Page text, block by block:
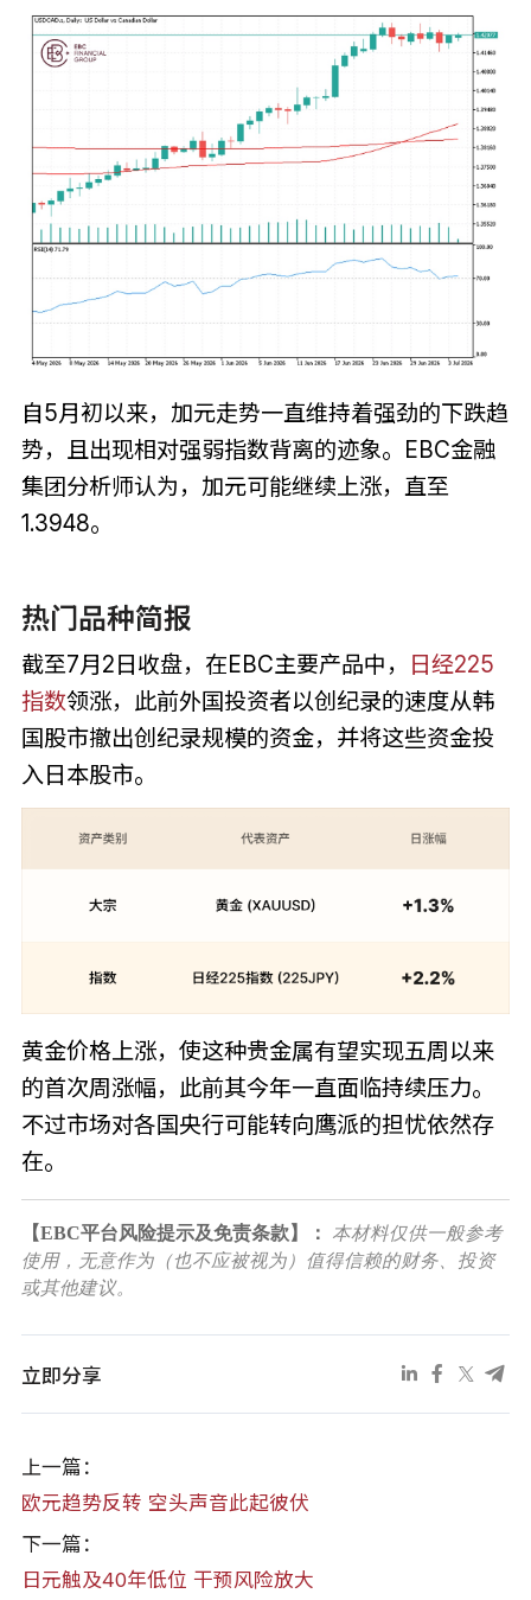
自5月初以来，加元走势一直维持着强劲的下跌趋
势，且出现相对强弱指数背离的迹象。EBC金融
集团分析师认为，加元可能继续上涨，直至
1.3948。
热门品种简报
截至7月2日收盘，在EBC主要产品中，
日经225
指数领涨，此前外国投资者以创纪录的速度从韩
国股市撤出创纪录规模的资金，并将这些资金投
入日本股市。
黄金价格上涨，使这种贵金属有望实现五周以来
的首次周涨幅，此前其今年一直面临持续压力。
不过市场对各国央行可能转向鹰派的担忧依然存
在。
【EBC平台风险提示及免责条款】：
本材料仅供一般参考
使用，无意作为（也不应被视为）值得信赖的财务、投资
或其他建议。
立即分享
上一篇：
欧元趋势反转 空头声音此起彼伏
下一篇：
日元触及40年低位 干预风险放大